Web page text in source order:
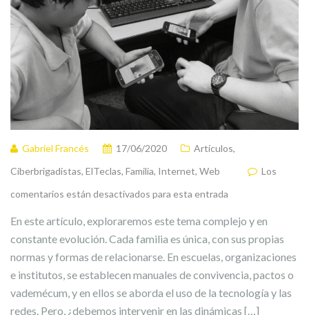
Gabriel Francés 17/06/2020 Artículos,
Ciberbrigadistas, ElTeclas, Familia, Internet, Web
Los
comentarios están desactivados para esta entrada
En este artículo, exploraremos este tema complejo y en
constante evolución. Cada familia es única, con sus propias
normas y formas de relacionarse. En escuelas, organizaciones
e institutos, se establecen manuales de convivencia, pactos o
vademécum, y en ellos se aborda el uso de la tecnología y las
redes. Pero, ¿debemos intervenir en las dinámicas […]